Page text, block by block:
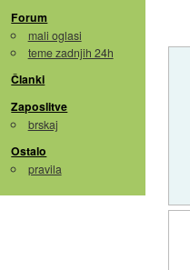
Forum
mali oglasi
teme zadnjih 24h
Članki
Zaposlitve
brskaj
Ostalo
pravila